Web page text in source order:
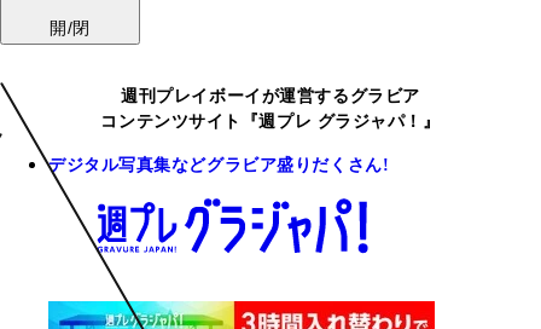
開/閉
週刊プレイボーイが運営するグラビア
コンテンツサイト『週プレ グラジャパ！』
デジタル写真集などグラビア盛りだくさん!